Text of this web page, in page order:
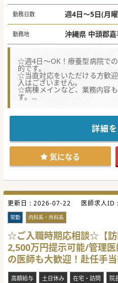
勤務日数 週4日～5日(月
勤務地 沖縄県 中頭
☆週4日～OK！療養型病院で
的です。
☆当直対応をいただける方歓
入はございません。
☆病棟メインなど、業務内容
す。
中頭郡の療養型病院での常勤
現職医師の高齢に伴う勇退を
行う運びとなりました。
那覇市内からも比較的お車で
ます。
ご興味ございましたらまずは
詳細
気になる
更新日 : 2026-07-22 医師求人ID :
常勤 内科系・外科系
☆ご入職時期応相談☆【訪
2,500万円提示可能/管理
の医師も大歓迎！赴任手
ございます。
高額給与 土日休み 在宅・訪問 院